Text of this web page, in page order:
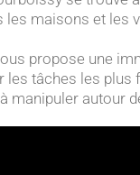
maisons et les
propose une
les tâches les
manipuler autour